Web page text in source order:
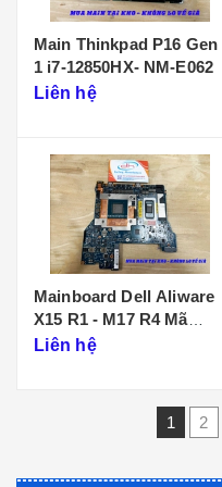
Main Thinkpad P16 Gen
1 i7-12850HX- NM-E062
Liên hệ
Mainboard Dell Aliware
X15 R1 - M17 R4 Mã
Main LA-K471P
Liên hệ
1 2